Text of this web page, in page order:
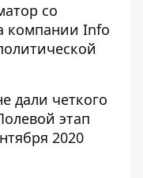
со
компании Info
дали четкого
этап
2020